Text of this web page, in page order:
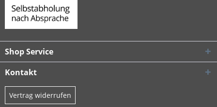
Shop Service
Kontakt
Vertrag widerrufen